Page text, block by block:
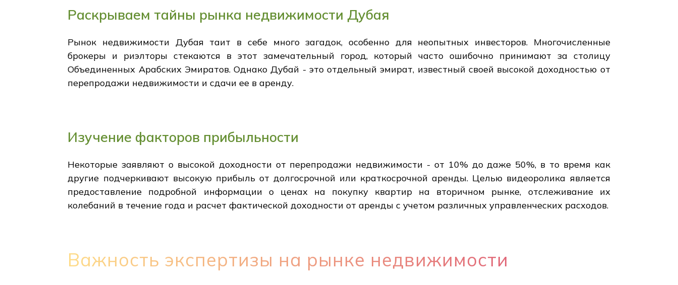
Раскрываем тайны рынка недвижимости Дубая
Рынок недвижимости Дубая таит в себе много загадок, особенно для неопытных инвесторов. Многочисленные
брокеры и риэлторы стекаются в этот замечательный город, который часто ошибочно принимают за столицу
Объединенных Арабских Эмиратов. Однако Дубай - это отдельный эмират, известный своей высокой доходностью от
перепродажи недвижимости и сдачи ее в аренду.
Изучение факторов прибыльности
Некоторые заявляют о высокой доходности от перепродажи недвижимости - от 10% до даже 50%, в то время как
другие подчеркивают высокую прибыль от долгосрочной или краткосрочной аренды. Целью видеоролика является
предоставление подробной информации о ценах на покупку квартир на вторичном рынке, отслеживание их
колебаний в течение года и расчет фактической доходности от аренды с учетом различных управленческих расходов.
Важность экспертизы на рынке недвижимости